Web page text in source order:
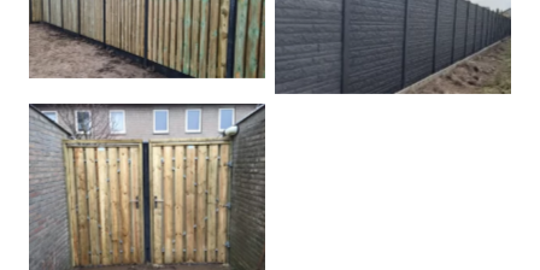
Hout beton schuttingen Rots motief antraciet
Tuindeur grenen